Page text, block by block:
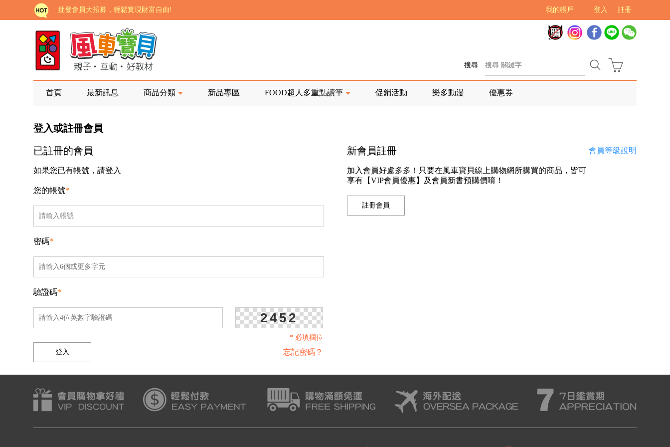
註冊
登入
我的帳戶
批發會員大招募，輕鬆實現財富自由!
如需更改或重開發票 需在訂單成立三天內通知客服 寄回發票需附上回郵郵票
老師您好!!幼教會員火熱招募中~
海外購物免煩惱！點我查看『海外購物流程說明』
家長樂了!「風車書版集團暨FOOD超人企業總部」目前正興建中!
如需更改或重開發票 需在訂單成立三天內通知客服 寄回發票需附上回郵郵票
老師您好!!幼教會員火熱招募中~
海外購物免煩惱！點我查看『海外購物流程說明』
搜尋
首頁 最新訊息 商品分類 新品專區 FOOD超人多重點讀筆 促銷活動 樂多動漫 優惠券
登入或註冊會員
已註冊的會員
如果您已有帳號，請登入
您的帳號*
密碼*
驗證碼*
2452
* 必填欄位
忘記密碼？
新會員註冊 會員等級說明
加入會員好處多多！只要在風車寶貝線上購物網所購買的商品，皆可
享有【VIP會員優惠】及會員新書預購價唷！